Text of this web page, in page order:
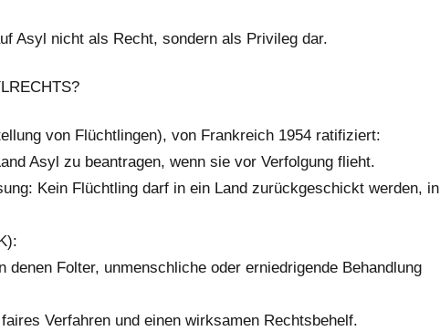
Asyl nicht als Recht, sondern als Privileg dar.
von Flüchtlingen), von Frankreich 1954 ratifiziert:
Asyl zu beantragen, wenn sie vor Verfolgung flieht.
Kein Flüchtling darf in ein Land zurückgeschickt werden, in
Folter, unmenschliche oder erniedrigende Behandlung
Verfahren und einen wirksamen Rechtsbehelf.